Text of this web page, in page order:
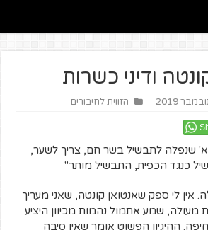
ודיני כשרות
הזווית לחיבורים
שנפלה לתבשיל בשר חם, צריך לשער,
כנגד הכפית, התבשיל מותר"
אין לי ספק שאנטואן קונטה, שאני מעריך
מעולה, שמע אתמול נהמות מכיוון היציע
ההיגיון הפשוט אומר שאין סיבה